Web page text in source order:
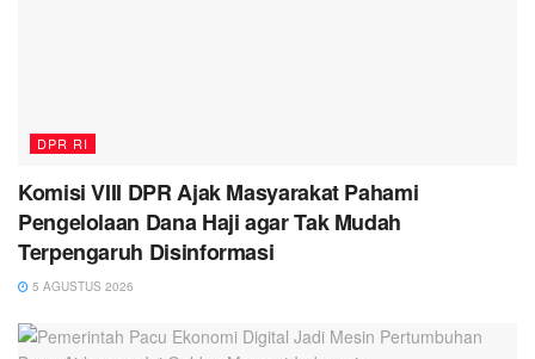
DPR RI
Komisi VIII DPR Ajak Masyarakat Pahami
Pengelolaan Dana Haji agar Tak Mudah
Terpengaruh Disinformasi
5 AGUSTUS 2026